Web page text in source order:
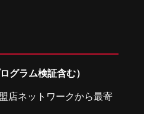
グラム検証含む）
店ネットワークから最寄